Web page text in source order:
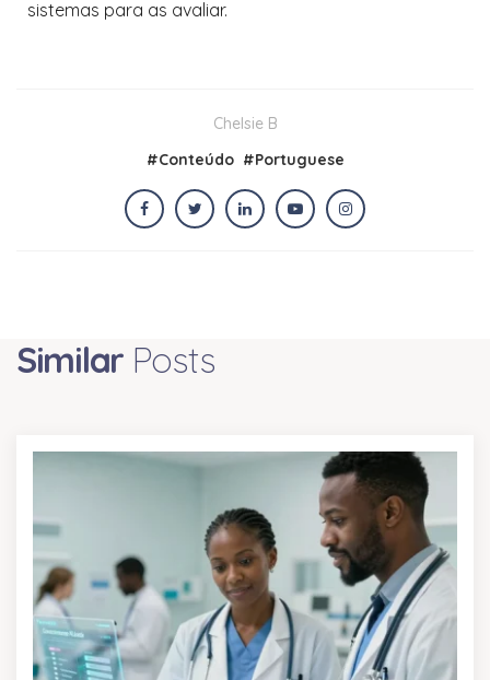
sistemas para as avaliar.
Chelsie B
#Conteúdo #Portuguese
Similar Posts